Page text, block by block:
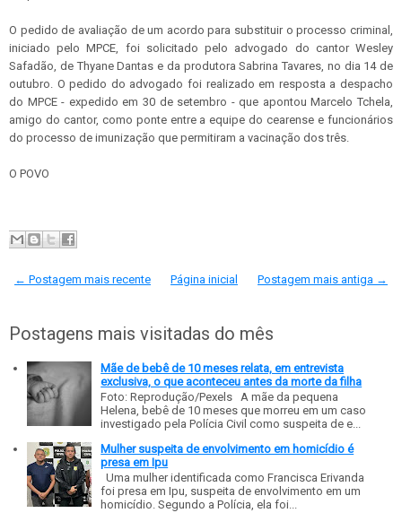
O pedido de avaliação de um acordo para substituir o processo criminal,
iniciado pelo MPCE, foi solicitado pelo advogado do cantor Wesley
Safadão, de Thyane Dantas e da produtora Sabrina Tavares, no dia 14 de
outubro. O pedido do advogado foi realizado em resposta a despacho
do MPCE - expedido em 30 de setembro - que apontou Marcelo Tchela,
amigo do cantor, como ponte entre a equipe do cearense e funcionários
do processo de imunização que permitiram a vacinação dos três.
O POVO
← Postagem mais recente Postagem mais antiga →
Página inicial
Postagens mais visitadas do mês
Mãe de bebê de 10 meses relata, em entrevista
exclusiva, o que aconteceu antes da morte da filha
Foto: Reprodução/Pexels A mãe da pequena
Helena, bebê de 10 meses que morreu em um caso
investigado pela Polícia Civil como suspeita de e...
Mulher suspeita de envolvimento em homicídio é
presa em Ipu
Uma mulher identificada como Francisca Erivanda
foi presa em Ipu, suspeita de envolvimento em um
homicídio. Segundo a Polícia, ela foi...